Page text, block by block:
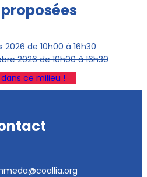
2026 de 10h00 à 16h30
2026 de 10h00 à 16h30
ce milieu !